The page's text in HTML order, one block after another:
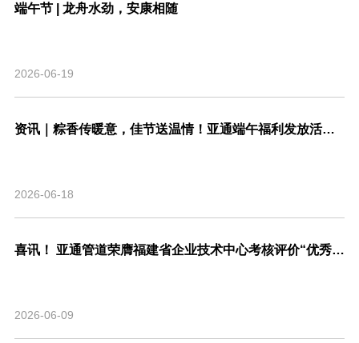
端午节 | 龙舟水劲，安康相随
2026-06-19
资讯｜粽香传暖意，佳节送温情！亚通端午福利发放活动圆满结束！
2026-06-18
喜讯！ 亚通管道荣膺福建省企业技术中心考核评价“优秀”等级，系省内管道行业唯一！
2026-06-09